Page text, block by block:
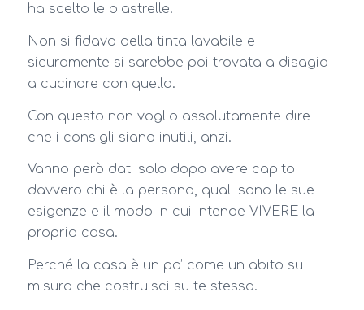
ha scelto le piastrelle.
Non si fidava della tinta lavabile e
sicuramente si sarebbe poi trovata a disagio
a cucinare con quella.
Con questo non voglio assolutamente dire
che i consigli siano inutili, anzi.
Vanno però dati solo dopo avere capito
davvero chi è la persona, quali sono le sue
esigenze e il modo in cui intende VIVERE la
propria casa.
Perché la casa è un po’ come un abito su
misura che costruisci su te stessa.